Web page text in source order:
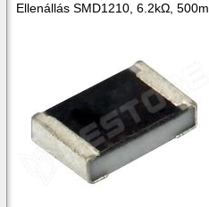
Ellenállás SMD1210, 6.2kΩ,